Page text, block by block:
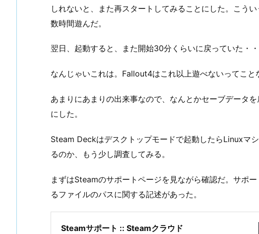
しれないと、また再スタートしてみることにした。こう
数時間遊んだ。
翌日、起動すると、また開始30分くらいに戻っていた・・
なんじゃいこれは。Fallout4はこれ以上遊べないってこと
あまりにあまりの出来事なので、なんとかセーブデータ
にした。
Steam Deckはデスクトップモードで起動したらLinuxマ
るのか、もう少し調査してみる。
まずはSteamのサポートページを見ながら確認だ。サポ
るファイルのパスに関する記述があった。
Steamサポート :: Steamクラウド